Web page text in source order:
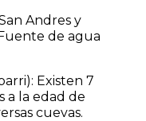
Andres y
de agua
Existen 7
la edad de
cuevas.